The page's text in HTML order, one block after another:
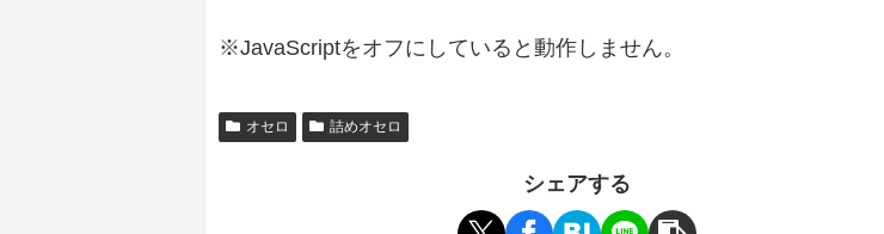
※JavaScriptをオフにしていると動作しません。
オセロ 詰めオセロ
シェアする